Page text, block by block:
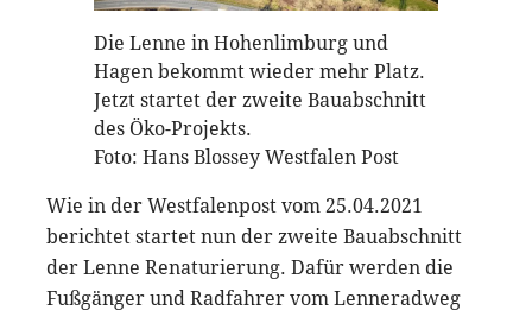
Die Lenne in Hohenlimburg und
Hagen bekommt wieder mehr Platz.
Jetzt startet der zweite Bauabschnitt
des Öko-Projekts.
Foto: Hans Blossey Westfalen Post
Wie in der Westfalenpost vom 25.04.2021
berichtet startet nun der zweite Bauabschnitt
der Lenne Renaturierung. Dafür werden die
Fußgänger und Radfahrer vom Lenneradweg